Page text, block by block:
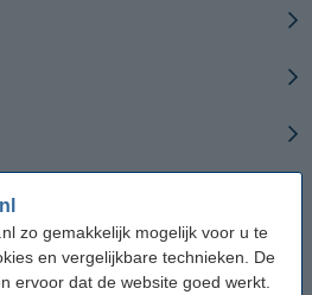
zo gemakkelijk mogelijk voor u te
en vergelijkbare technieken. De
ervoor dat de website goed werkt.